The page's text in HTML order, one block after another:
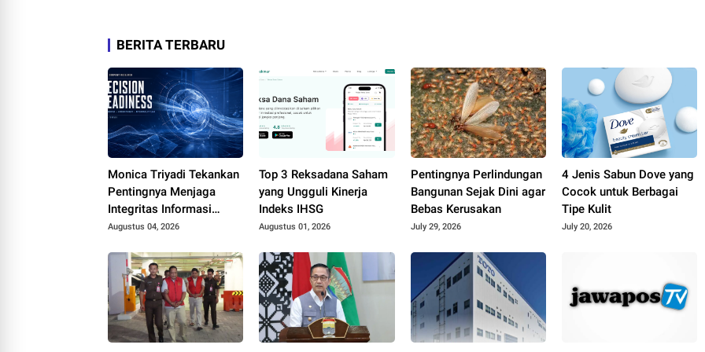
BERITA TERBARU
Monica Triyadi Tekankan
Pentingnya Menjaga
Integritas Informasi
dalam Riset Perusahaan
Augustus 04, 2026
Top 3 Reksadana Saham
yang Ungguli Kinerja
Indeks IHSG
Augustus 01, 2026
Pentingnya Perlindungan
Bangunan Sejak Dini agar
Bebas Kerusakan
July 29, 2026
4 Jenis Sabun Dove yang
Cocok untuk Berbagai
Tipe Kulit
July 20, 2026